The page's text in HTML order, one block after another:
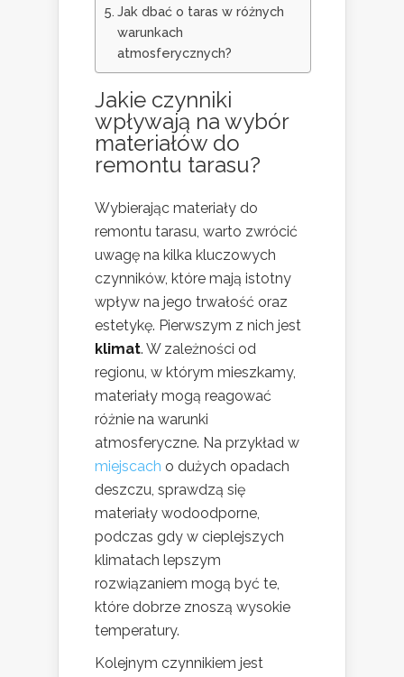
Jak dbać o taras w różnych
warunkach
atmosferycznych?
Jakie czynniki
wpływają na wybór
materiałów do
remontu tarasu?
Wybierając materiały do
remontu tarasu, warto zwrócić
uwagę na kilka kluczowych
czynników, które mają istotny
wpływ na jego trwałość oraz
estetykę. Pierwszym z nich jest
klimat. W zależności od
regionu, w którym mieszkamy,
materiały mogą reagować
różnie na warunki
atmosferyczne. Na przykład w
miejscach o dużych opadach
deszczu, sprawdzą się
materiały wodoodporne,
podczas gdy w cieplejszych
klimatach lepszym
rozwiązaniem mogą być te,
które dobrze znoszą wysokie
temperatury.
Kolejnym czynnikiem jest